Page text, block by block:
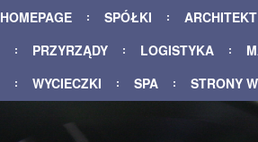
HOMEPAGE SPÓŁKI
PRZYRZĄDY
LOGISTYKA
WYCIECZKI
SPA STRONY